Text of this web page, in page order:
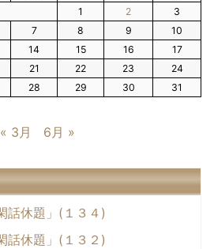
1
2
3
7 8 9
10
14 15 16
17
21 22 23
24
28 29 30 31
« 3月 6月 »
話休題」(１３４)
話休題」(１３２)